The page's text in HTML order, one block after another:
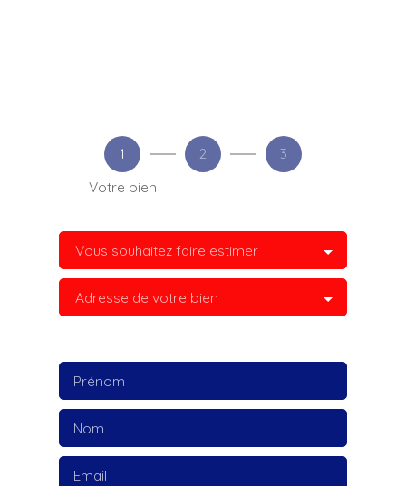
1
Votre bien
2 3
Vous souhaitez faire estimer
Adresse de votre bien
Prénom
Nom
Email